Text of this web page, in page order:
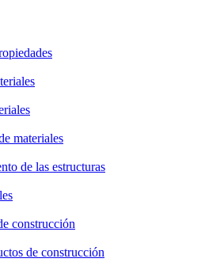
materiales
de las estructuras
construcción
de construcción